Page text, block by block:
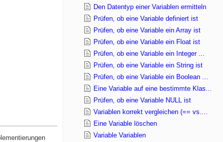
Den Datentyp einer Variablen ermitteln
Prüfen, ob eine Variable definiert ist
Prüfen, ob eine Variable ein Array ist
Prüfen, ob eine Variable ein Float ist
Prüfen, ob eine Variable ein Integer ...
Prüfen, ob eine Variable ein String ist
Prüfen, ob eine Variable ein Boolean ...
Eine Variable auf eine bestimmte Klas...
Prüfen, ob eine Variable NULL ist
Variablen korrekt vergleichen (== vs....
Eine Variable löschen
Variable Variablen